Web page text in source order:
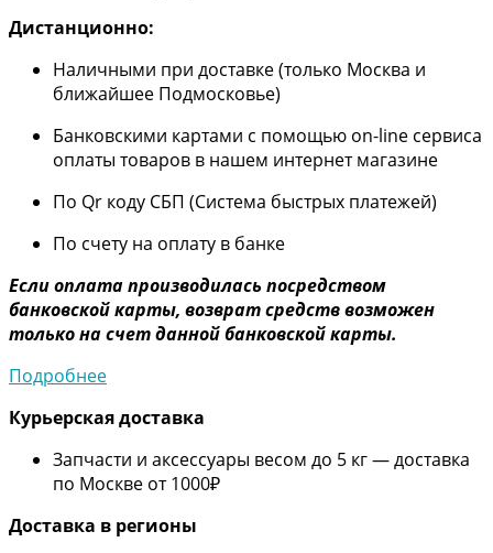
Дистанционно:
Наличными при доставке (только Москва и
ближайшее Подмосковье)
Банковскими картами с помощью on-line сервиса
оплаты товаров в нашем интернет магазине
По Qr коду СБП (Система быстрых платежей)
По счету на оплату в банке
Если оплата производилась посредством
банковской карты, возврат средств возможен
только на счет данной банковской карты.
Подробнее
Курьерская доставка
Запчасти и аксессуары весом до 5 кг — доставка
по Москве от 1000₽
Доставка в регионы